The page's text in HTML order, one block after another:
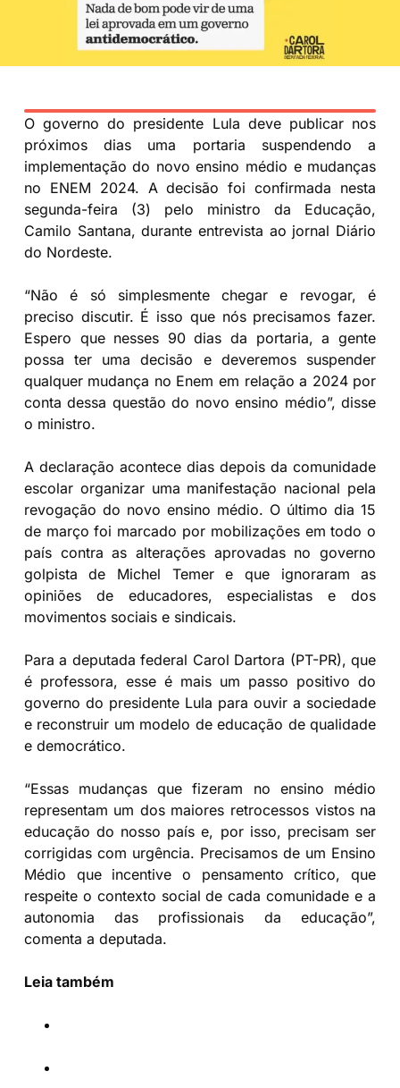
O governo do presidente Lula deve publicar nos
próximos dias uma portaria suspendendo a
implementação do novo ensino médio e mudanças
no ENEM 2024. A decisão foi confirmada nesta
segunda-feira (3) pelo ministro da Educação,
Camilo Santana, durante entrevista ao jornal Diário
do Nordeste.
“Não é só simplesmente chegar e revogar, é
preciso discutir. É isso que nós precisamos fazer.
Espero que nesses 90 dias da portaria, a gente
possa ter uma decisão e deveremos suspender
qualquer mudança no Enem em relação a 2024 por
conta dessa questão do novo ensino médio”, disse
o ministro.
A declaração acontece dias depois da comunidade
escolar organizar uma manifestação nacional pela
revogação do novo ensino médio. O último dia 15
de março foi marcado por mobilizações em todo o
país contra as alterações aprovadas no governo
golpista de Michel Temer e que ignoraram as
opiniões de educadores, especialistas e dos
movimentos sociais e sindicais.
Para a deputada federal Carol Dartora (PT-PR), que
é professora, esse é mais um passo positivo do
governo do presidente Lula para ouvir a sociedade
e reconstruir um modelo de educação de qualidade
e democrático.
“Essas mudanças que fizeram no ensino médio
representam um dos maiores retrocessos vistos na
educação do nosso país e, por isso, precisam ser
corrigidas com urgência. Precisamos de um Ensino
Médio que incentive o pensamento crítico, que
respeite o contexto social de cada comunidade e a
autonomia das profissionais da educação”,
comenta a deputada.
Leia também